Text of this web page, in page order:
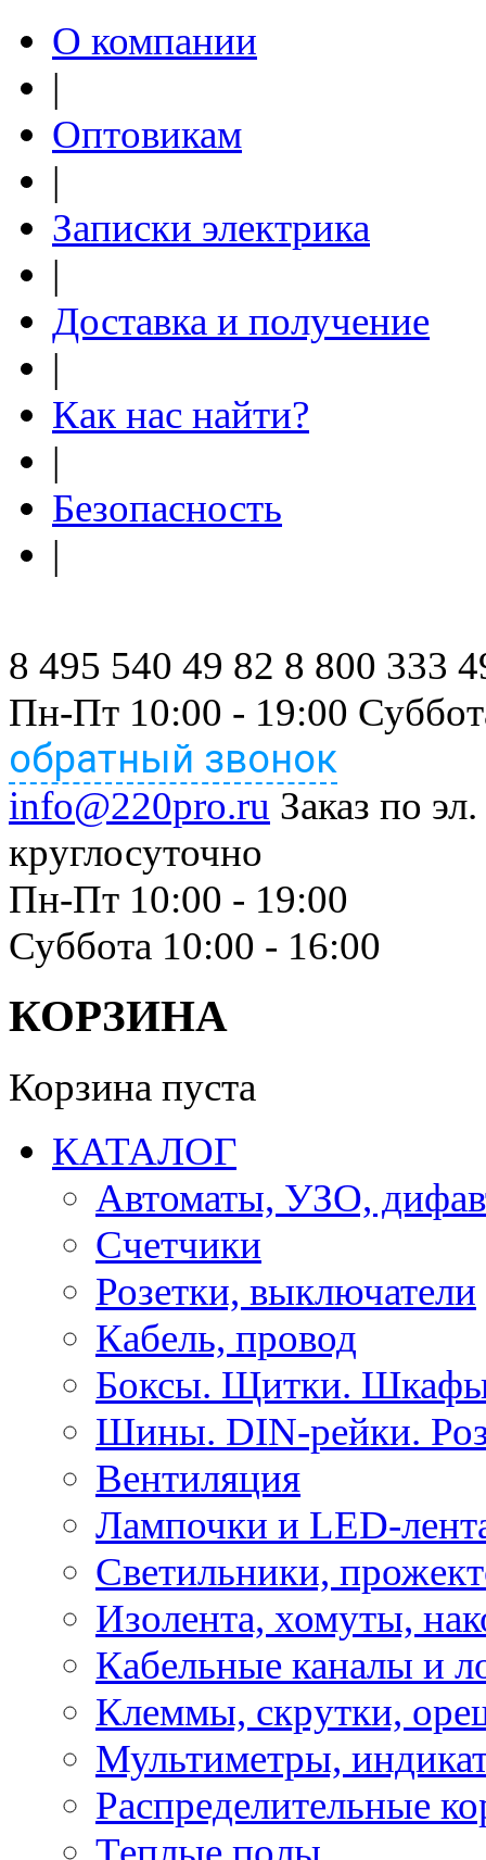
О компании
|
Оптовикам
|
Записки электрика
|
Доставка и получение
|
Как нас найти?
|
Безопасность
|
8 495 540 49 82 8 800 333
Пн-Пт 10:00 - 19:00
обратный звонок
info@220pro.ru Заказ по
круглосуточно
Пн-Пт 10:00 - 19:00
Суббота 10:00 - 16:00
КОРЗИНА
Корзина пуста
КАТАЛОГ
Автоматы, УЗО,
Счетчики
Розетки, выключатели
Кабель, провод
Боксы. Щитки.
Шины. DIN-рейки.
Вентиляция
Лампочки и LED-
Светильники,
Изолента, хомуты,
Кабельные каналы и
Клеммы, скрутки,
Мультиметры,
Распределительные